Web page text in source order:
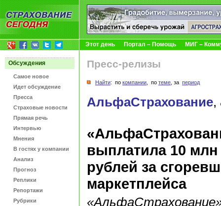
Этот день Портал – Помощь МИГ –
Обсуждения
Самое новое
Идет обсуждение
Пресса
Страховые новости
Прямая речь
Интервью
Мнения
В гостях у компании
Анализ
Прогноз
Реплики
Репортажи
Рубрики
Пресс-релизы
Найти: по компании , по теме , за период
АльфаСтрахование,
выплатила 10 млн
рублей за
маркетплейса